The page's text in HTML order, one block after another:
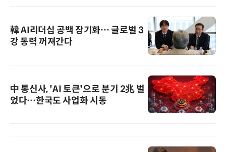
韓 AI리더십 공백 장기화… 글로벌 3
강 동력 꺼져간다
中 통신사, 'AI 토큰'으로 분기 2兆 벌
었다…한국도 사업화 시동